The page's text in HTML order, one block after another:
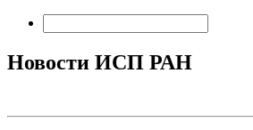
Новости ИСП РАН